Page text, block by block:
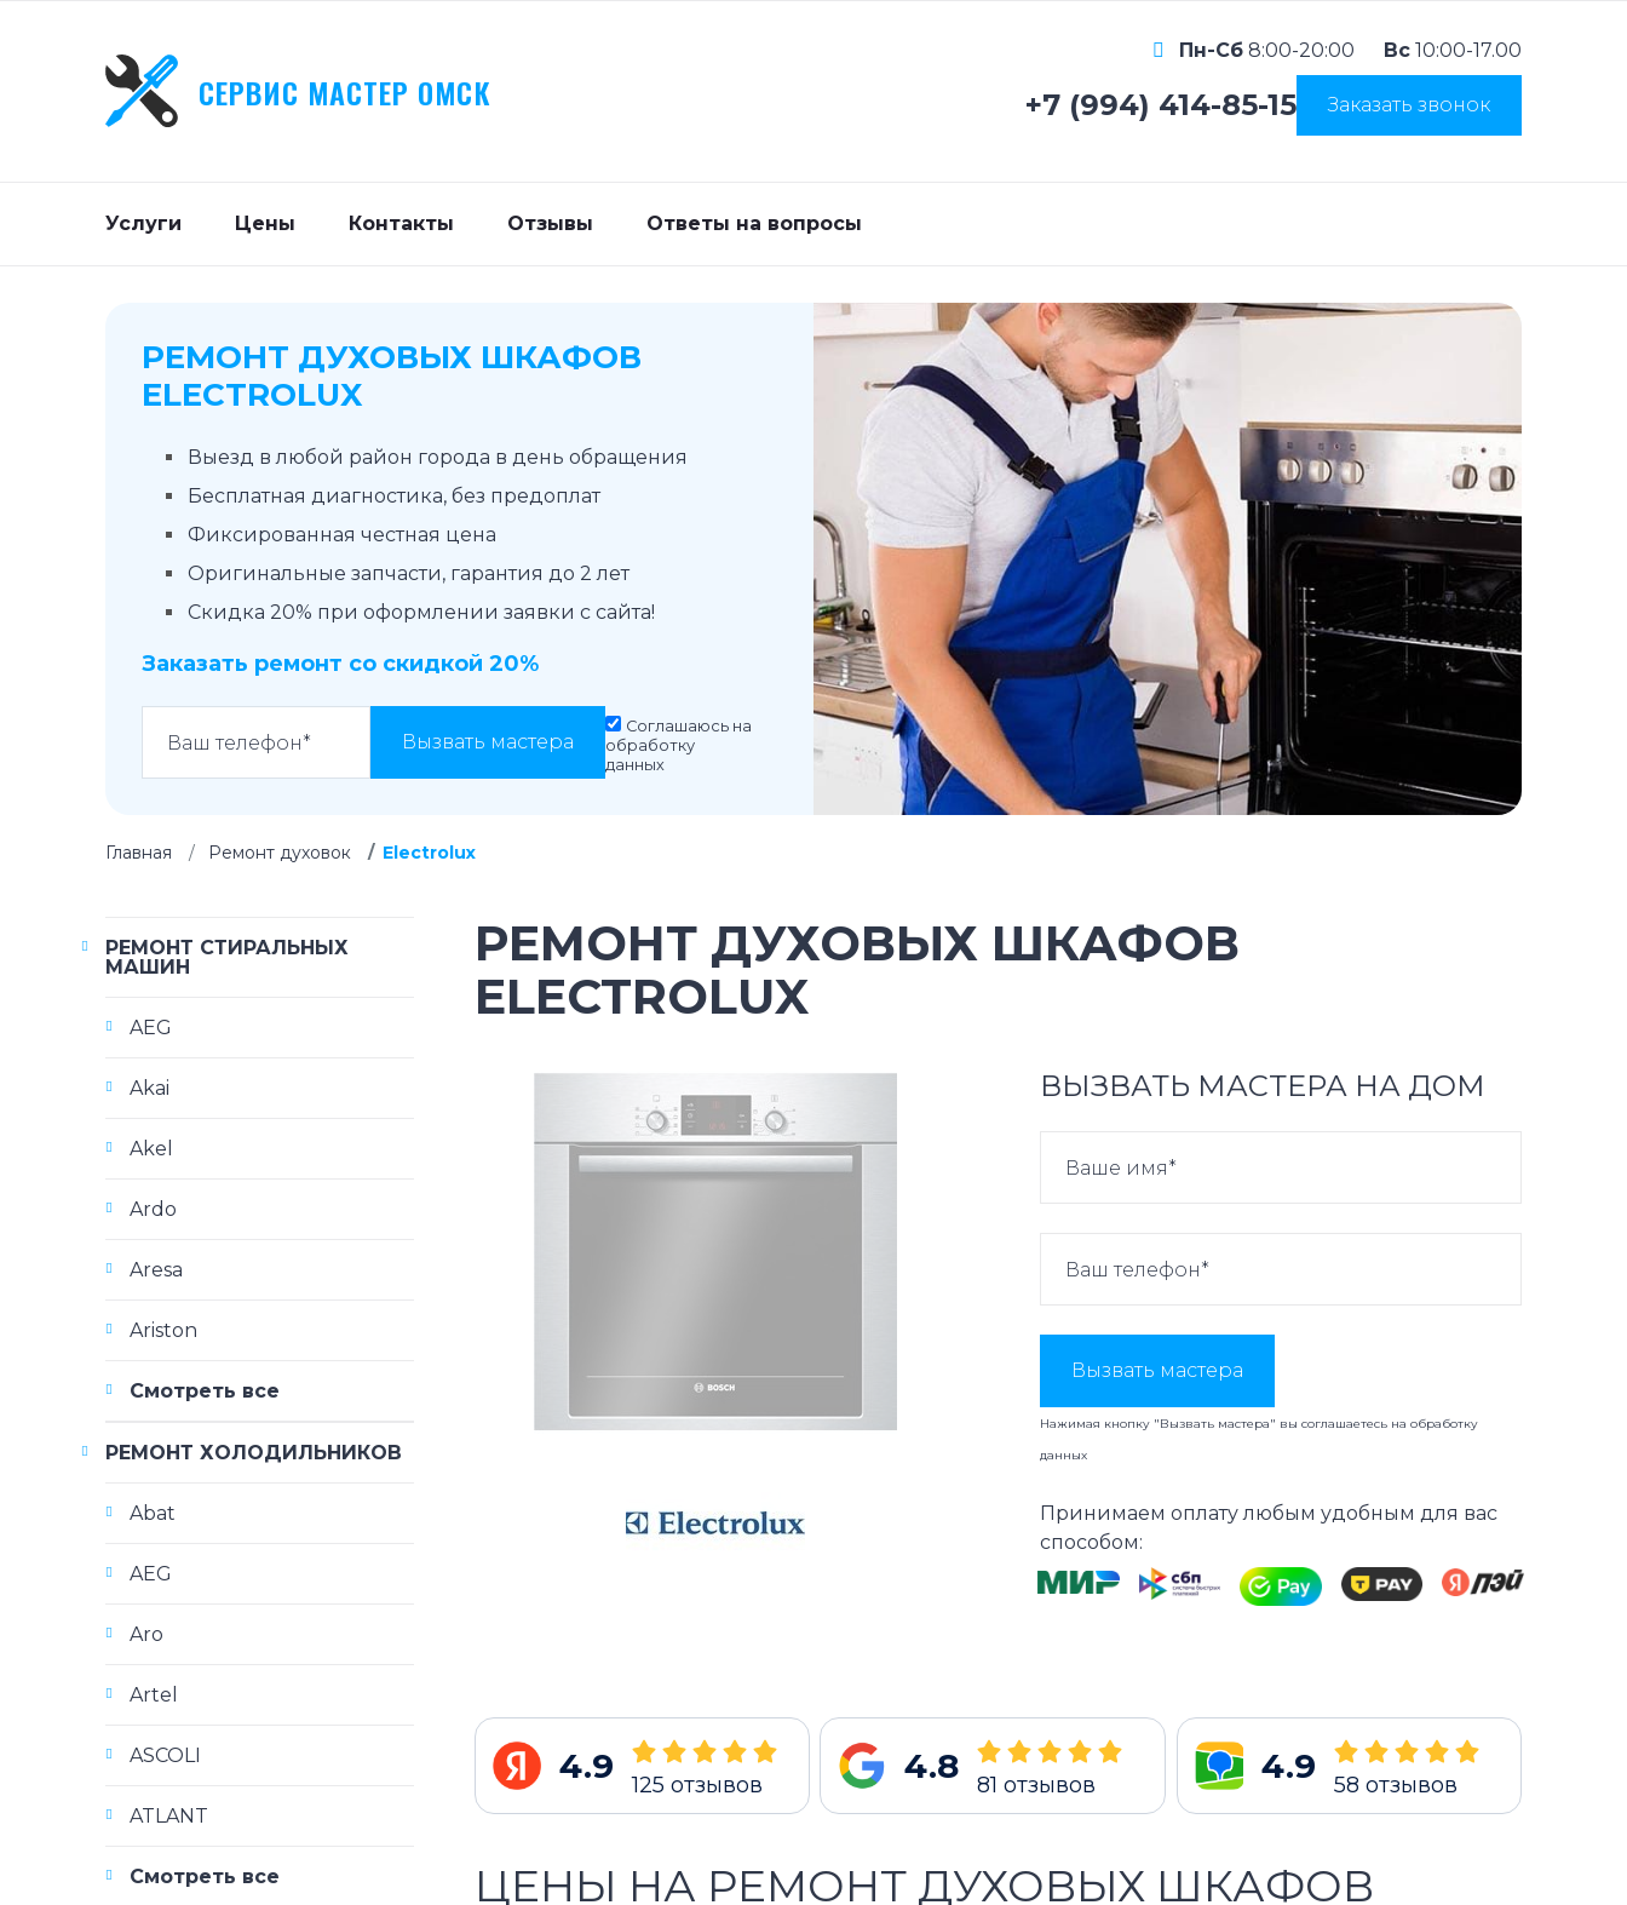
СЕРВИС МАСТЕР ОМСК
Пн-Сб 8:00-20:00 Вс 10:00-17.00
+7 (994) 414-85-15 Заказать звонок
Услуги Цены Контакты Отзывы Ответы на вопросы
РЕМОНТ ДУХОВЫХ ШКАФОВ
ELECTROLUX
Выезд в любой район города в день обращения
Бесплатная диагностика, без предоплат
Фиксированная честная цена
Оригинальные запчасти, гарантия до 2 лет
Скидка 20% при оформлении заявки с сайта!
Заказать ремонт со скидкой 20%
Вызвать мастера
Соглашаюсь на
обработку
данных
Главная Ремонт духовок Electrolux
РЕМОНТ ДУХОВЫХ ШКАФОВ
ELECTROLUX
ВЫЗВАТЬ МАСТЕРА НА ДОМ
Вызвать мастера
Нажимая кнопку "Вызвать мастера" вы соглашаетесь наобработку
данных
Принимаем оплату любым удобным для вас
способом:
4.9 125 отзывов 4.8 81 отзывов 4.9 58 отзывов
ЦЕНЫ НА РЕМОНТ ДУХОВЫХ ШКАФОВ
РЕМОНТ СТИРАЛЬНЫХ
МАШИН
AEG
Akai
Akel
Ardo
Aresa
Ariston
Смотреть все
РЕМОНТ ХОЛОДИЛЬНИКОВ
Abat
AEG
Aro
Artel
ASCOLI
ATLANT
Смотреть все